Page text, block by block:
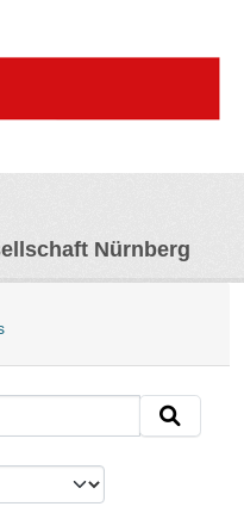
Nürnberg